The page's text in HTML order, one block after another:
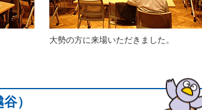
大勢の方に来場いただきました。
）